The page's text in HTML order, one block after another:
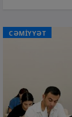
CƏMİYYƏT